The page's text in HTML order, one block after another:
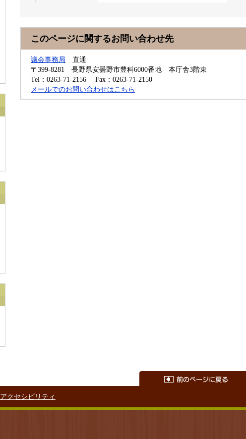
このページに関するお問い合わせ先
議会事務局
直通
〒399-8281
長野県安曇野市豊科6000番地 本庁舎3階東
Tel：0263-71-2156
Fax：0263-71-2150
メールでのお問い合わせはこちら
アクセシビリティ